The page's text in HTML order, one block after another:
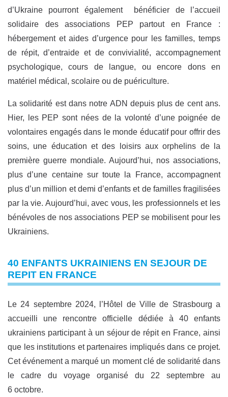
d’Ukraine pourront également bénéficier de l’accueil
solidaire des associations PEP partout en France :
hébergement et aides d’urgence pour les familles, temps
de répit, d’entraide et de convivialité, accompagnement
psychologique, cours de langue, ou encore dons en
matériel médical, scolaire ou de puériculture.
La solidarité est dans notre ADN depuis plus de cent ans.
Hier, les PEP sont nées de la volonté d’une poignée de
volontaires engagés dans le monde éducatif pour offrir des
soins, une éducation et des loisirs aux orphelins de la
première guerre mondiale. Aujourd’hui, nos associations,
plus d’une centaine sur toute la France, accompagnent
plus d’un million et demi d’enfants et de familles fragilisées
par la vie. Aujourd’hui, avec vous, les professionnels et les
bénévoles de nos associations PEP se mobilisent pour les
Ukrainiens.
40 ENFANTS UKRAINIENS EN SEJOUR DE
REPIT EN FRANCE
Le 24 septembre 2024, l’Hôtel de Ville de Strasbourg a
accueilli une rencontre officielle dédiée à 40 enfants
ukrainiens participant à un séjour de répit en France, ainsi
que les institutions et partenaires impliqués dans ce projet.
Cet événement a marqué un moment clé de solidarité dans
le cadre du voyage organisé du 22 septembre au
6 octobre.